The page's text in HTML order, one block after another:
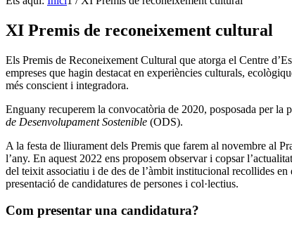
XI Premis de reconeixement cultural
Els Premis de Reconeixement Cultural que atorga el Centre
empreses que hagin destacat en experiències culturals,
més conscient i integradora.
Enguany recuperem la convocatòria de 2020, posposada per la
de Desenvolupament Sostenible (ODS).
A la festa de lliurament dels Premis que farem al novembre al
l’any. En aquest 2022 ens proposem observar i copsar
del teixit associatiu i de des de l’àmbit institucional recollides
presentació de candidatures de persones i col·lectius.
Com presentar una candidatura?